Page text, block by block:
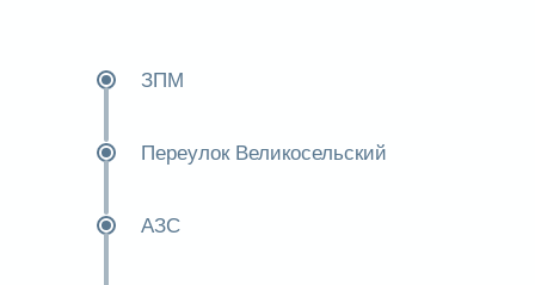
ЗПМ
Переулок Великосельский
АЗС